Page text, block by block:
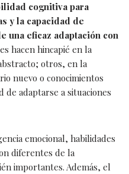
cognitiva para
y la capacidad de
una eficaz adaptación con
hacen hincapié en la
otros, en la
nuevo o conocimientos
de adaptarse a situaciones
emocional, habilidades
diferentes de la
importantes. Además, el